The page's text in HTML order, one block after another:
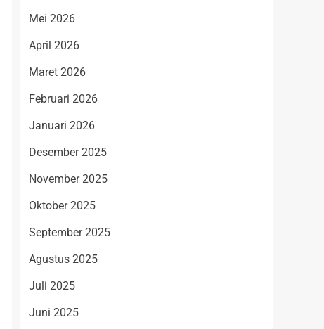
Mei 2026
April 2026
Maret 2026
Februari 2026
Januari 2026
Desember 2025
November 2025
Oktober 2025
September 2025
Agustus 2025
Juli 2025
Juni 2025